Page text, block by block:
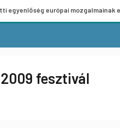
európai mozgalmainak erősítésére
fesztivál